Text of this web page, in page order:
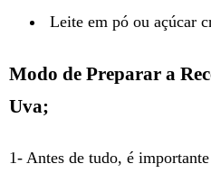
Leite em pó ou açúcar
Modo de Preparar a
Uva;
1- Antes de tudo, é